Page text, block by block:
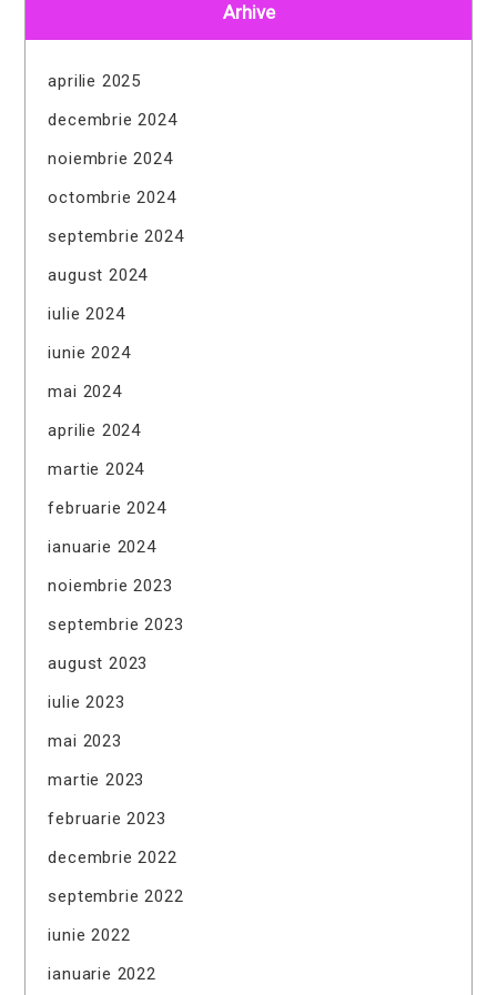
Arhive
aprilie 2025
decembrie 2024
noiembrie 2024
octombrie 2024
septembrie 2024
august 2024
iulie 2024
iunie 2024
mai 2024
aprilie 2024
martie 2024
februarie 2024
ianuarie 2024
noiembrie 2023
septembrie 2023
august 2023
iulie 2023
mai 2023
martie 2023
februarie 2023
decembrie 2022
septembrie 2022
iunie 2022
ianuarie 2022